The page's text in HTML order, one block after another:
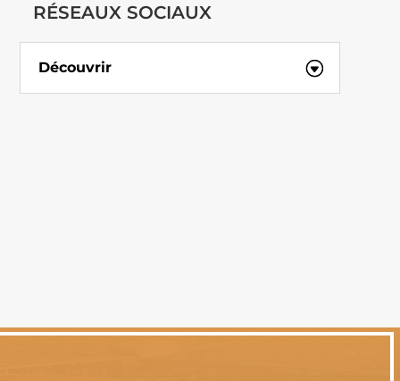
RÉSEAUX SOCIAUX
Découvrir